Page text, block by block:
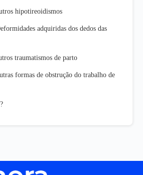
hipotireoidismos
adquiridas dos dedos das
traumatismos de parto
formas de obstrução do trabalho de